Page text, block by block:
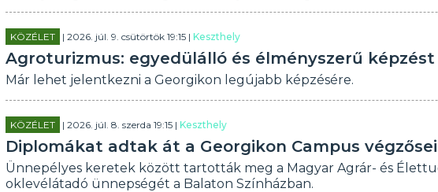
KÖZÉLET | 2026. júl. 9. csütörtök 19:15 | Keszthely
Agroturizmus: egyedülálló és élményszerű
Már lehet jelentkezni a Georgikon legújabb képzésére.
KÖZÉLET | 2026. júl. 8. szerda 19:15 | Keszthely
Diplomákat adtak át a Georgikon Campus
Ünnepélyes keretek között tartották meg a Magyar Agrár- és
oklevélátadó ünnepségét a Balaton Színházban.